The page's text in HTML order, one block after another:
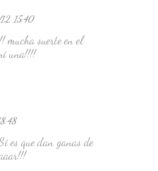
15:40
mucha suerte en el
una!!!!
es que dan ganas de